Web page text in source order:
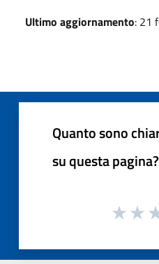
Ultimo aggiornamento: 21
Quanto sono
su questa pagina?